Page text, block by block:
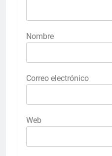
Nombre
Correo electrónico
Web